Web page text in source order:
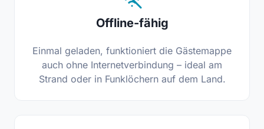
Offline-fähig
Einmal geladen, funktioniert die Gästemappe
auch ohne Internetverbindung – ideal am
Strand oder in Funklöchern auf dem Land.